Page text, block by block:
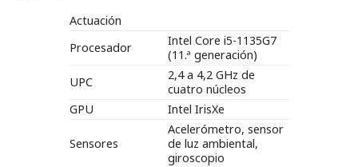
Actuación
Procesador
Intel Core i5-1135G7
(11.ª generación)
UPC
2,4 a 4,2 GHz de
cuatro núcleos
GPU
Intel IrisXe
Sensores
Acelerómetro, sensor
de luz ambiental,
giroscopio